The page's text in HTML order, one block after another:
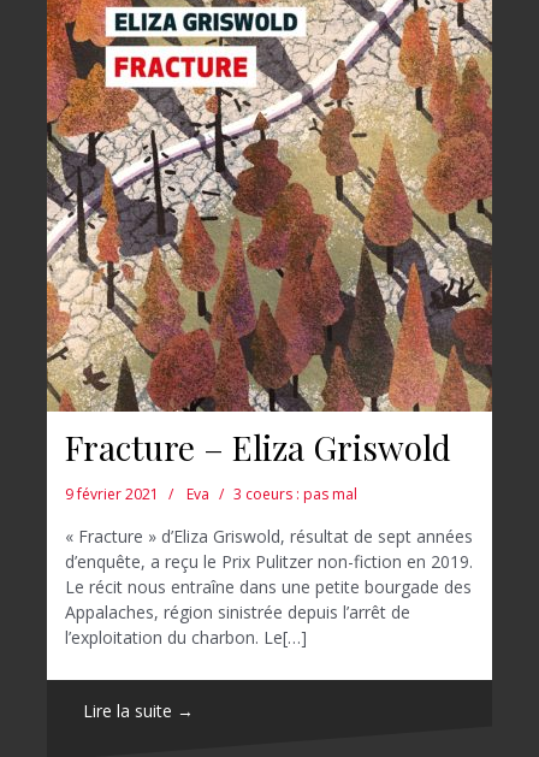
Fracture – Eliza Griswold
9 février 2021 Eva 3 coeurs : pas mal
« Fracture » d’Eliza Griswold, résultat de sept années
d’enquête, a reçu le Prix Pulitzer non-fiction en 2019.
Le récit nous entraîne dans une petite bourgade des
Appalaches, région sinistrée depuis l’arrêt de
l’exploitation du charbon. Le[…]
Lire la suite →